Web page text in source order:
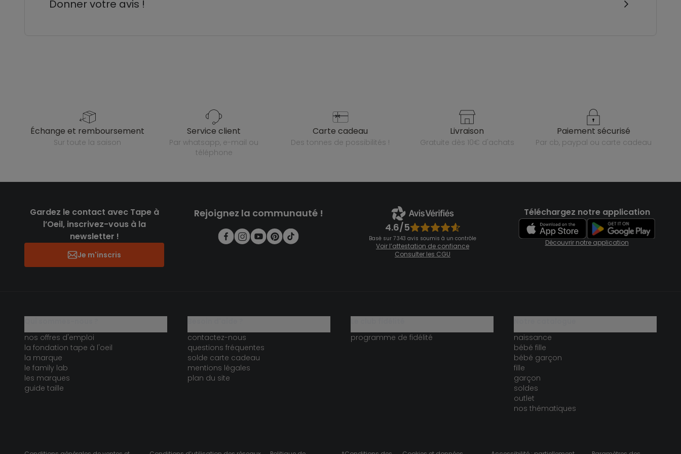
Donner votre avis !
échange et remboursement
sur toute la saison
service client
par whatsapp, e-mail ou
téléphone
carte cadeau
des tonnes de possibilités !
livraison
gratuite dès 10€ d'achats
paiement sécurisé
par cb, paypal ou carte cadeau
Gardez le contact avec Tape à
l’Oeil, inscrivez-vous à la
newsletter !
Je m'inscris
Rejoignez la communauté !
4.6/5
Basé sur 7 343 avis soumis à un contrôle
Voir l’attestation de confiance
Consulter les CGU
Téléchargez notre application
Découvrir notre application
nos offres d'emploi
la fondation tape à l'oeil
la marque
le family lab
les marques
guide taille
contactez-nous
questions fréquentes
solde carte cadeau
mentions légales
plan du site
programme de fidélité
naissance
bébé fille
bébé garçon
fille
garçon
soldes
outlet
nos thématiques